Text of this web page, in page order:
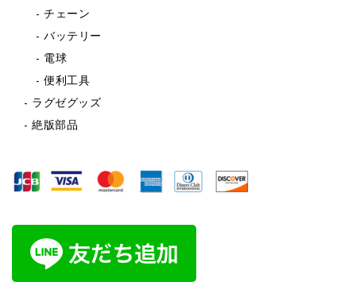
チェーン
バッテリー
電球
便利工具
ラグゼグッズ
絶版部品